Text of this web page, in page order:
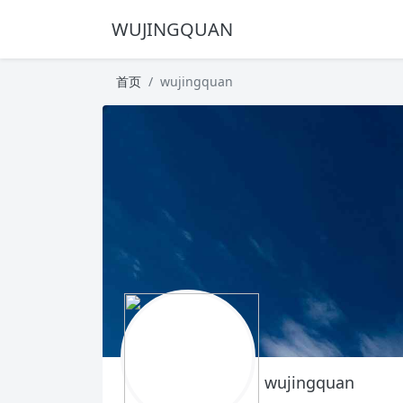
WUJINGQUAN
首页 wujingquan
wujingquan